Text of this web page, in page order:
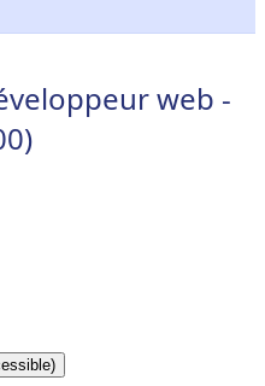
web -